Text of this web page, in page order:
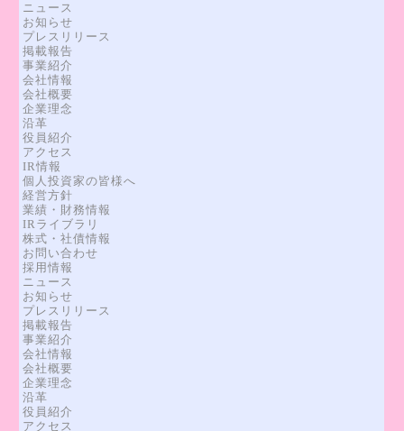
ニュース
お知らせ
プレスリリース
掲載報告
事業紹介
会社情報
会社概要
企業理念
沿革
役員紹介
アクセス
IR情報
個人投資家の皆様へ
経営方針
業績・財務情報
IRライブラリ
株式・社債情報
お問い合わせ
採用情報
ニュース
お知らせ
プレスリリース
掲載報告
事業紹介
会社情報
会社概要
企業理念
沿革
役員紹介
アクセス